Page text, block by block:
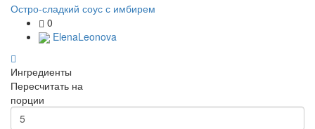
Остро-сладкий соус с имбирем
0
ElenaLeonova
Ингредиенты
Пересчитать на
порции